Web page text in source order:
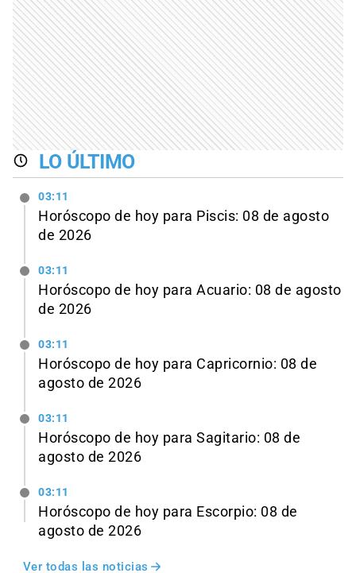
LO ÚLTIMO
03:11
Horóscopo de hoy para Piscis: 08 de agosto
de 2026
03:11
Horóscopo de hoy para Acuario: 08 de agosto
de 2026
03:11
Horóscopo de hoy para Capricornio: 08 de
agosto de 2026
03:11
Horóscopo de hoy para Sagitario: 08 de
agosto de 2026
03:11
Horóscopo de hoy para Escorpio: 08 de
agosto de 2026
Ver todas las noticias